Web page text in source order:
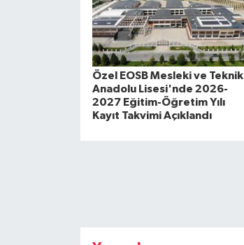
Özel EOSB Mesleki ve Teknik
Anadolu Lisesi'nde 2026-
2027 Eğitim-Öğretim Yılı
Kayıt Takvimi Açıklandı